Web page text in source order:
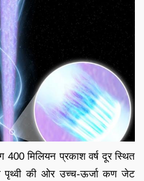
400 मिलियन प्रकाश वर्ष दूर स्थित
पृथ्वी की ओर उच्च-ऊर्जा कण जेट